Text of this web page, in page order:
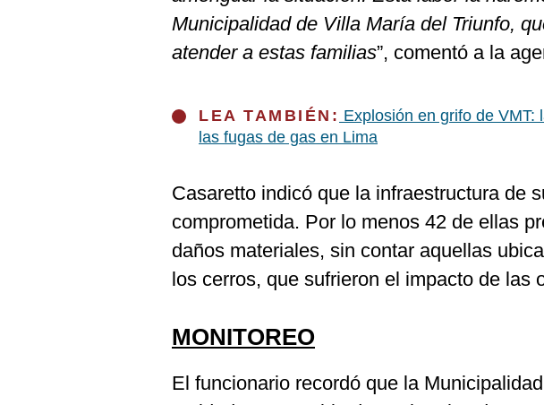
Municipalidad de Villa María del Triunfo,
atender a estas familias”, comentó a la
LEA TAMBIÉN: Explosión en grifo de VMT:
las fugas de gas en Lima
Casaretto indicó que la infraestructura de
comprometida. Por lo menos 42 de ellas
daños materiales, sin contar aquellas
los cerros, que sufrieron el impacto de las
MONITOREO
El funcionario recordó que la